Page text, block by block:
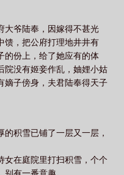
什么 替嫁多年后无防盗无错
年后by宁夙 替嫁多年后陆
章 替嫁多年后结局 替嫁多年后
删减阅读 替嫁多年后番外宁夙免费
大爷陆奉，因嫁得不甚光
馈，把公府打理地井井有
的份上，给了她应有的体
院没有姬妾作乱，妯娌小姑
嫡子傍身，夫君陆奉得天子
柔终于定下心来，准备躺
是陆奉的青梅竹马，是他
王家眷尽数被收押审问，
是她的夫君，陆奉。
积雪已铺了一层又一层，
女在庭院里打扫积雪，个个